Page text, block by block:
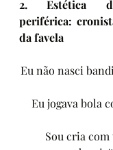
2. Estética
periférica:
da favela
Eu não nasci
Eu jogava bola
Sou cria